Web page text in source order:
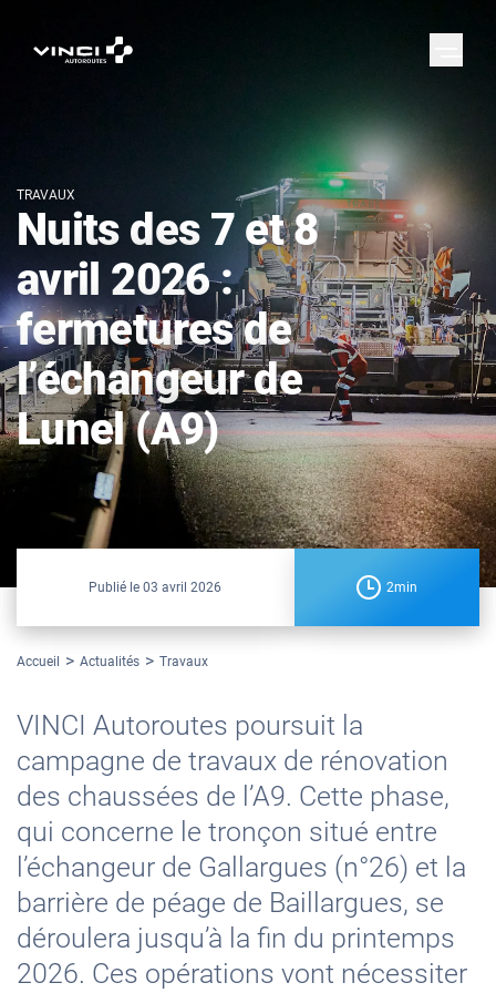
TRAVAUX
Nuits des 7 et 8
avril 2026 :
fermetures de
l’échangeur de
Lunel (A9)
Publié le03 avril 2026 2min
Accueil Actualités Travaux
VINCI Autoroutes poursuit la
campagne de travaux de rénovation
des chaussées de l’A9. Cette phase,
qui concerne le tronçon situé entre
l’échangeur de Gallargues (n°26) et la
barrière de péage de Baillargues, se
déroulera jusqu’à la fin du printemps
2026. Ces opérations vont nécessiter